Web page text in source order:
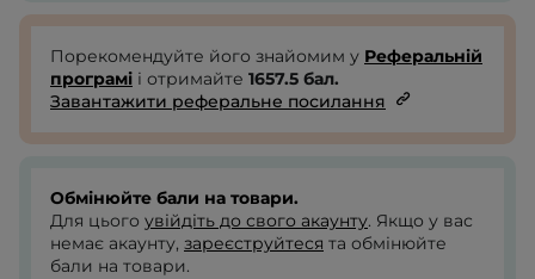
Порекомендуйте його знайомим у Реферальній
програмі і отримайте 1657.5 бал.
Завантажити реферальне посилання
Обмінюйте бали на товари.
Для цього увійдіть до свого акаунту. Якщо у вас
немає акаунту, зареєструйтеся та обмінюйте
бали на товари.